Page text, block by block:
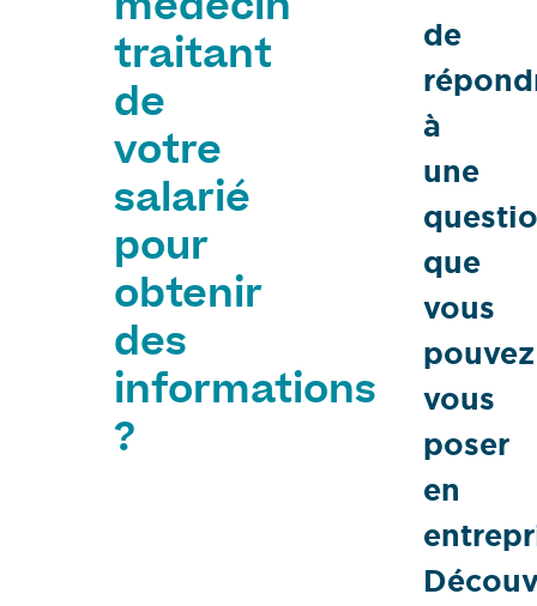
médecin
traitant
de
votre
salarié
pour
obtenir
des
informations
?
de
à
une
que
vous
pouvez
vous
poser
en